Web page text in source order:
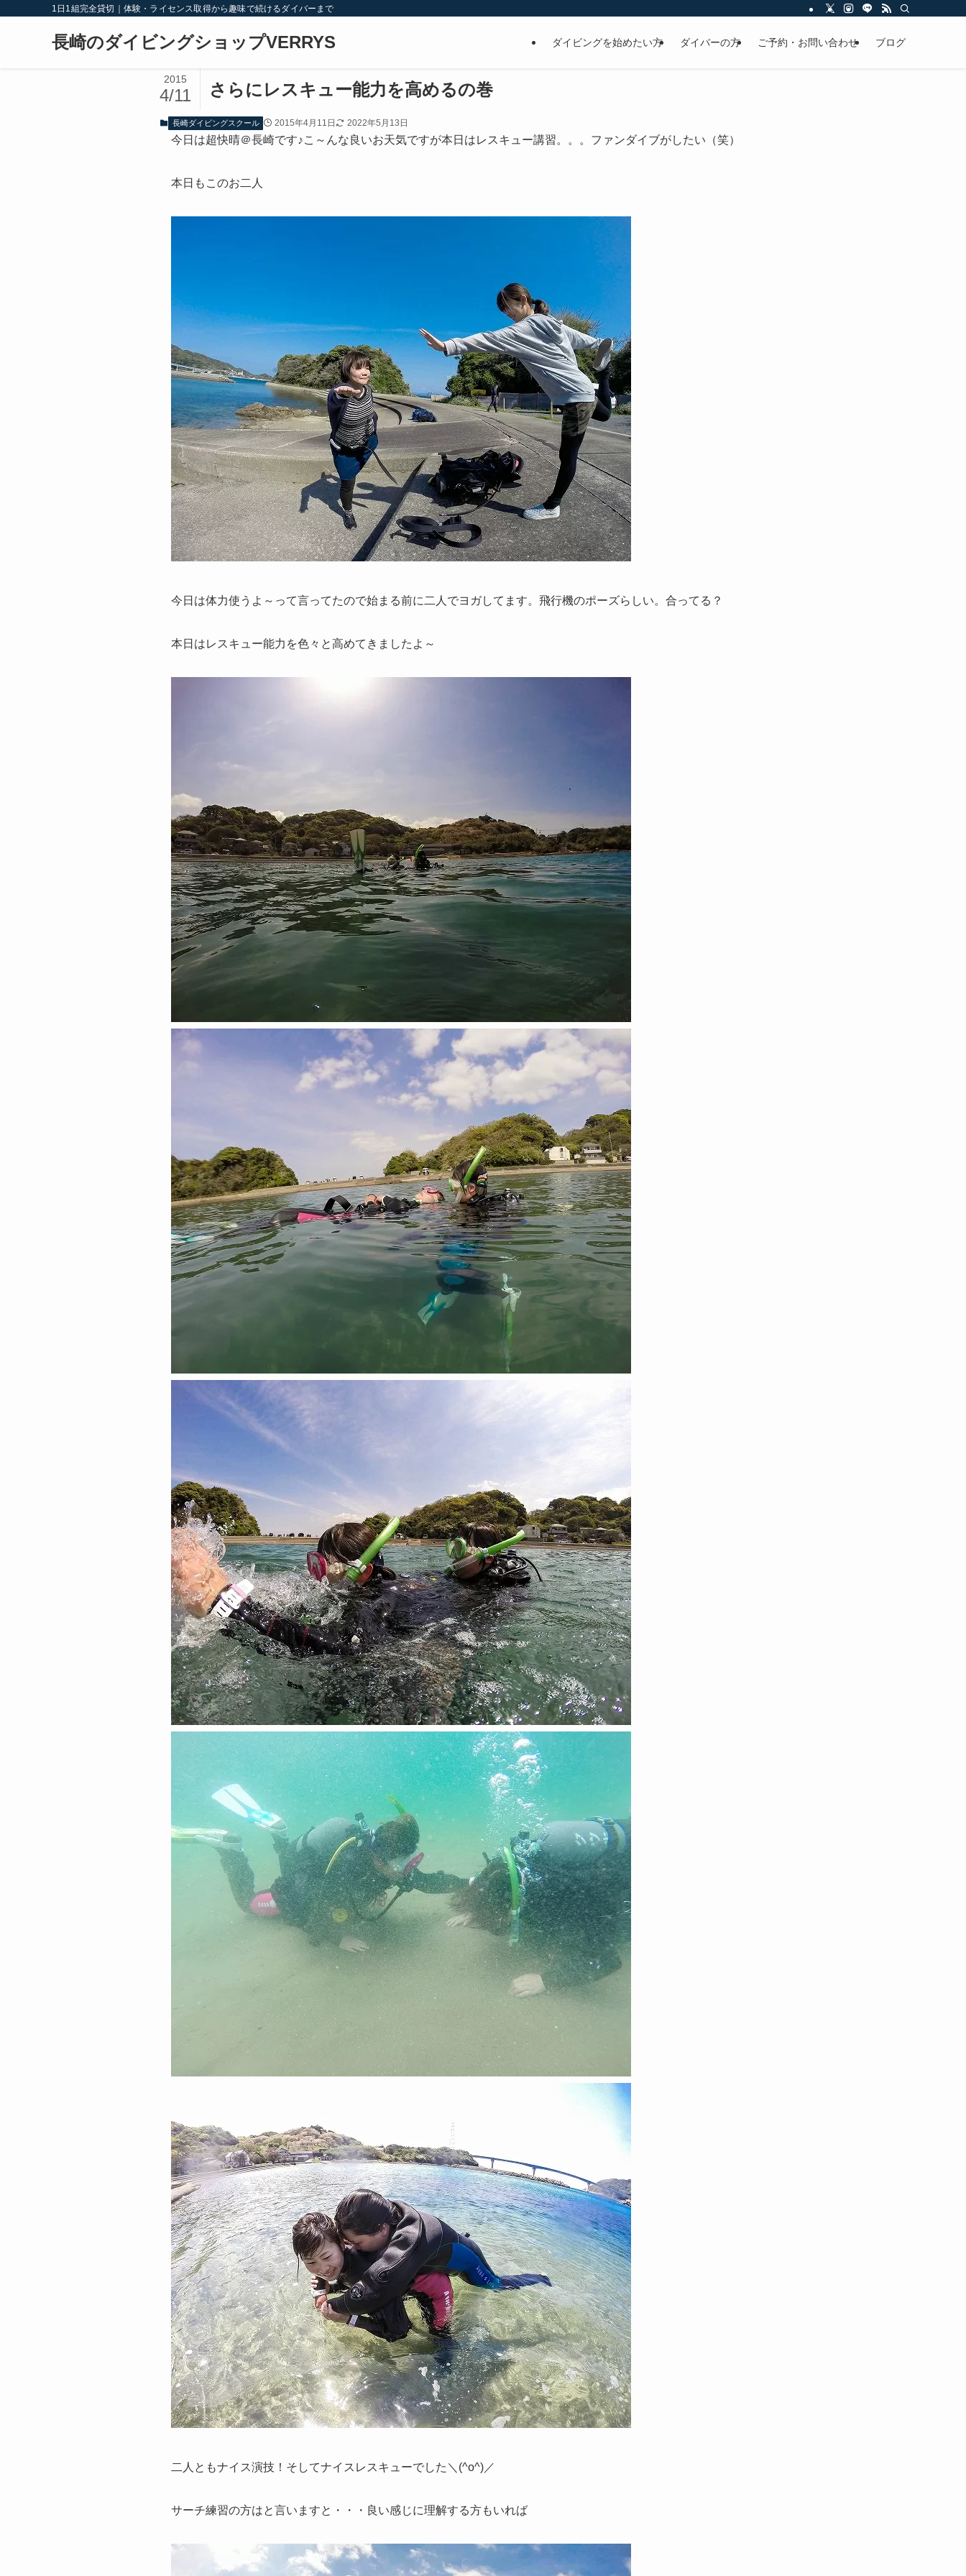
1日1組完全貸切｜体験・ライセンス取得から趣味で続けるダイバーまで
長崎のダイビングショップVERRYS ダイビングを始めたい方 ダイバーの方 ご予約・お問い合わせ ブログ
さらにレスキュー能力を高めるの巻
2015
4/11
長崎ダイビングスクール 2015年4月11日 2022年5月13日
今日は超快晴＠長崎です♪こ～んな良いお天気ですが本日はレスキュー講習。。。ファンダイブがしたい（笑）
本日もこのお二人
今日は体力使うよ～って言ってたので始まる前に二人でヨガしてます。飛行機のポーズらしい。合ってる？
本日はレスキュー能力を色々と高めてきましたよ～
二人ともナイス演技！そしてナイスレスキューでした＼(^o^)／
サーチ練習の方はと言いますと・・・良い感じに理解する方もいれば